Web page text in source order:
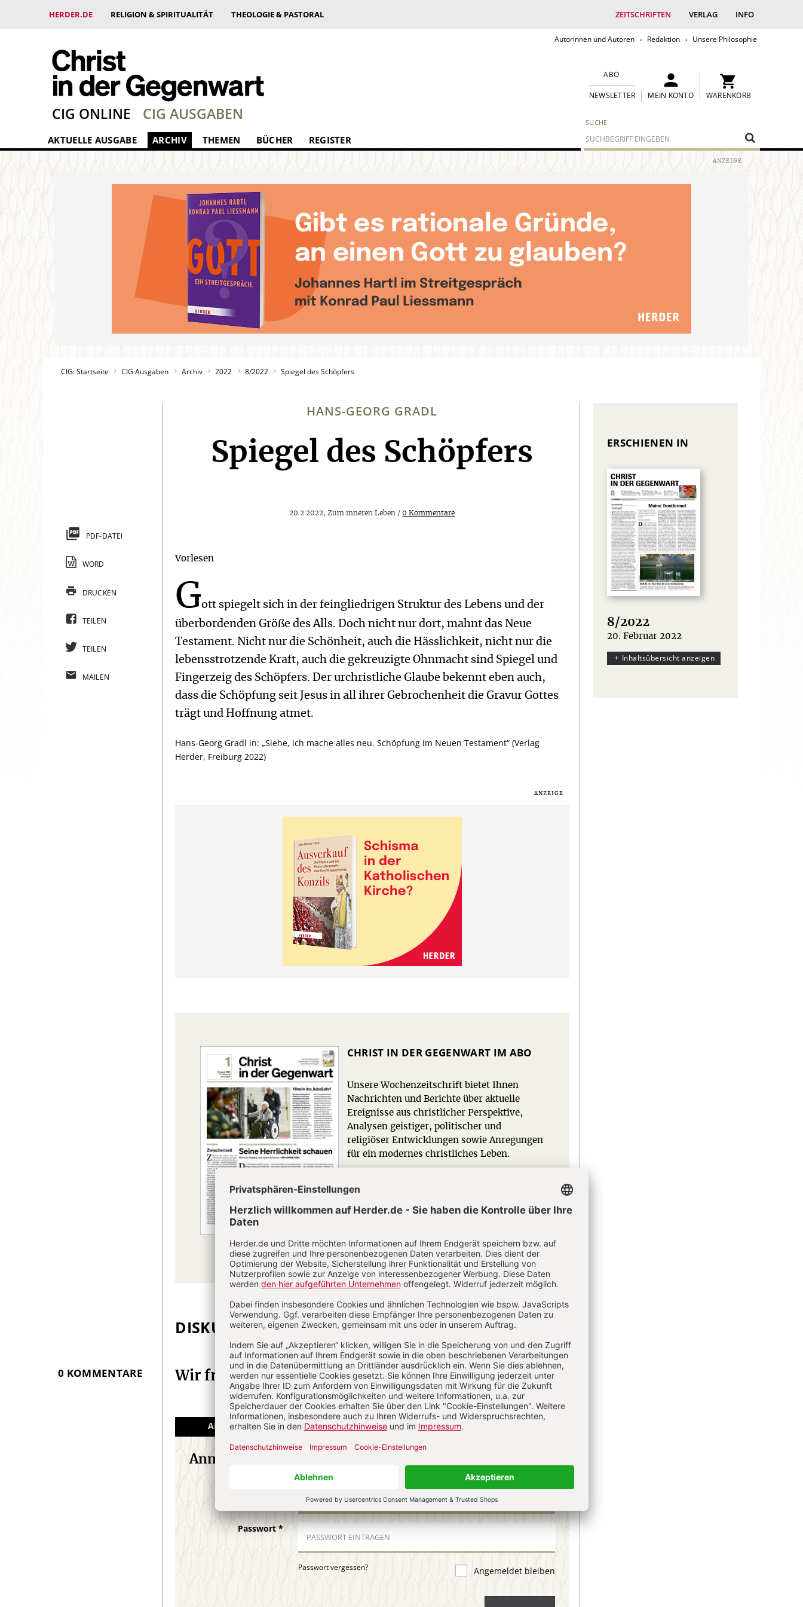
HERDER.DE RELIGION & SPIRITUALITÄT THEOLOGIE & PASTORAL ZEITSCHRIFTEN VERLAG INFO
Autorinnen und Autoren Redaktion Unsere Philosophie
SUCHE
ABO
NEWSLETTER MEIN KONTO WARENKORB
CIG ONLINE CIG AUSGABEN
AKTUELLE AUSGABE ARCHIV THEMEN BÜCHER REGISTER
CIG: Startseite CIG Ausgaben Archiv 2022 8/2022 Spiegel des Schöpfers
HANS-GEORG GRADL
:
Spiegel des Schöpfers
20.2.2022, Zum inneren Leben /0 Kommentare
Vorlesen
Gott spiegelt sich in der feingliedrigen Struktur des Lebens und der
überbordenden Größe des Alls. Doch nicht nur dort, mahnt das Neue
Testament. Nicht nur die Schönheit, auch die Hässlichkeit, nicht nur die
lebensstrotzende Kraft, auch die gekreuzigte Ohnmacht sind Spiegel und
Fingerzeig des Schöpfers. Der urchristliche Glaube bekennt eben auch,
dass die Schöpfung seit Jesus in all ihrer Gebrochenheit die Gravur Gottes
trägt und Hoffnung atmet.
Hans-Georg Gradl in: „Siehe, ich mache alles neu. Schöpfung im Neuen Testament“ (Verlag
Herder, Freiburg 2022)
CHRIST IN DER GEGENWART IM ABO
Unsere Wochenzeitschrift bietet Ihnen
Nachrichten und Berichte über aktuelle
Ereignisse aus christlicher Perspektive,
Analysen geistiger, politischer und
religiöser Entwicklungen sowie Anregungen
für ein modernes christliches Leben.
Jetzt gratis testen
PDF-DATEI
WORD
DRUCKEN
TEILEN
TEILEN
MAILEN
Infos
DISKUSSION Kommentieren
0 KOMMENTARE Wir freuen uns über Ihren Kommentar
ANGEMELDET KOMMENTIEREN ALS GAST KOMMENTIEREN
Anmeldung
Passwort*
Passwort vergessen? Angemeldet bleiben
ERSCHIENEN IN
8/2022
:
20. Februar 2022
Inhaltsübersicht anzeigen